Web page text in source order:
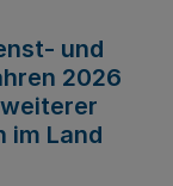
und
2026
im Land